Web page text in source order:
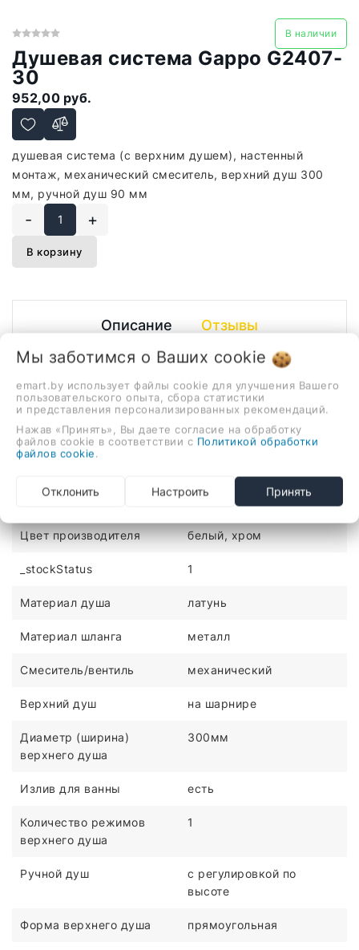
В наличии
Душевая система Gappo G2407-
30
952,00 руб.
душевая система (с верхним душем), настенный
монтаж, механический смеситель, верхний душ 300
мм, ручной душ 90 мм
- +
В корзину
Описание Отзывы
душевая система (с верхним душем), настенный
монтаж, механический смеситель, верхний душ 300
мм, ручной душ 90 мм
ХАРАКТЕРИСТИКИ
Цвет производителя белый, хром
_stockStatus 1
Материал душа латунь
Материал шланга металл
Смеситель/вентиль механический
Верхний душ на шарнире
Диаметр (ширина)
верхнего душа
300мм
Излив для ванны есть
Количество режимов
верхнего душа
1
Ручной душ
c регулировкой по
высоте
Форма верхнего душа прямоугольная
Мы заботимся о Ваших cookie
emart.by использует файлы cookie для улучшения Вашего
пользовательского опыта, сбора статистики
и представления персонализированных рекомендаций.
Нажав «Принять», Вы даете согласие на обработку
файлов cookie в соответствии с Политикой обработки
файлов cookie.
Отклонить Настроить Принять